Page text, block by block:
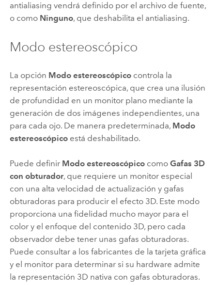
antialiasing vendrá definido por el archivo de fuente,
o como Ninguno, que deshabilita el antialiasing.
Modo estereoscópico
La opción Modo estereoscópicocontrola la
representación estereoscópica, que crea una ilusión
de profundidad en un monitor plano mediante la
generación de dos imágenes independientes, una
para cada ojo. De manera predeterminada, Modo
estereoscópicoestá deshabilitado.
Puede definir Modo estereoscópicocomo Gafas 3D
con obturador, que requiere un monitor especial
con una alta velocidad de actualización y gafas
obturadoras para producir el efecto 3D. Este modo
proporciona una fidelidad mucho mayor para el
color y el enfoque del contenido 3D, pero cada
observador debe tener unas gafas obturadoras.
Puede consultar a los fabricantes de la tarjeta gráfica
y el monitor para determinar si su hardware admite
la representación 3D nativa con gafas obturadoras.